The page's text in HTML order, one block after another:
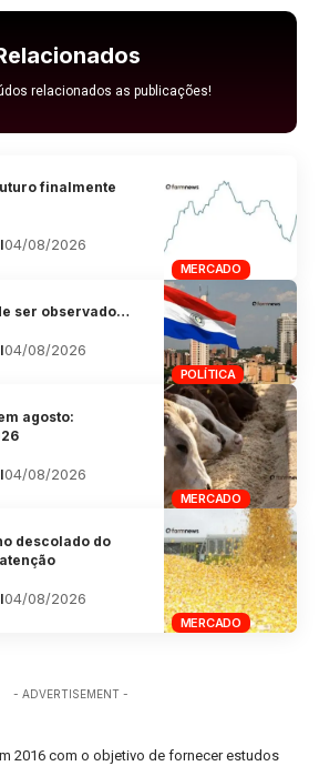
relacionados as publicações!
MERCADO
finalmente
04/08/2026
POLÍTICA
ser observado…
04/08/2026
MERCADO
agosto:
04/08/2026
MERCADO
descolado do
04/08/2026
- ADVERTISEMENT -
2016 com o objetivo de fornecer estudos